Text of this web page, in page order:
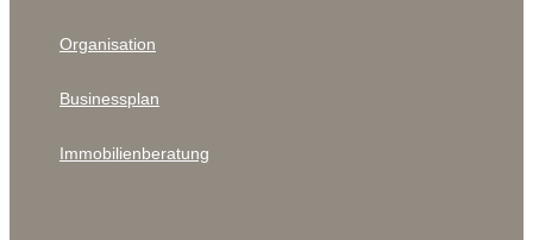
Organisation
Businessplan
Immobilienberatung